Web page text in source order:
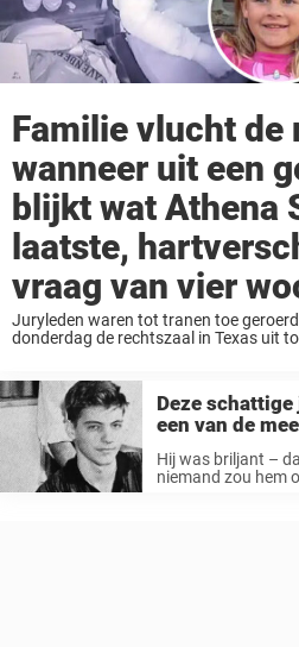
Familie vlucht de
wanneer uit een
blijkt wat Athena
laatste,
vraag van vier
Juryleden waren tot tranen toe
donderdag de rechtszaal in Texas uit
Deze
een van de
mannen ter
Hij was briljant –
niemand zou hem